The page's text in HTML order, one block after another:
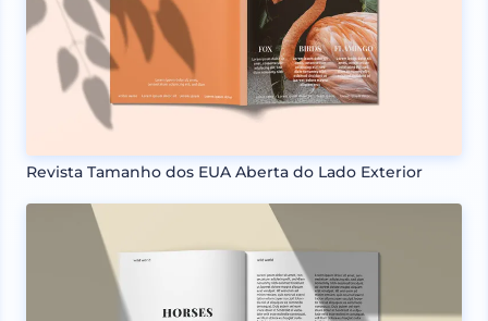
Revista Tamanho dos EUA Aberta do Lado Exterior